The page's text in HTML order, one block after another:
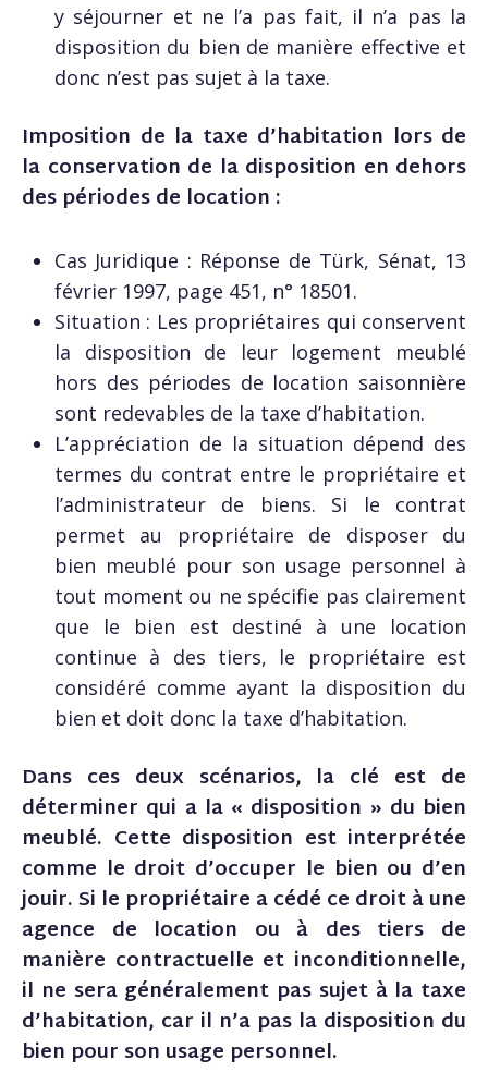
y séjourner et ne l’a pas fait, il n’a pas la
disposition du bien de manière effective et
donc n’est pas sujet à la taxe.
Imposition de la taxe d’habitation lors de
la conservation de la disposition en dehors
des périodes de location :
Cas Juridique : Réponse de Türk, Sénat, 13
février 1997, page 451, n° 18501.
Situation : Les propriétaires qui conservent
la disposition de leur logement meublé
hors des périodes de location saisonnière
sont redevables de la taxe d’habitation.
L’appréciation de la situation dépend des
termes du contrat entre le propriétaire et
l’administrateur de biens. Si le contrat
permet au propriétaire de disposer du
bien meublé pour son usage personnel à
tout moment ou ne spécifie pas clairement
que le bien est destiné à une location
continue à des tiers, le propriétaire est
considéré comme ayant la disposition du
bien et doit donc la taxe d’habitation.
Dans ces deux scénarios, la clé est de
déterminer qui a la « disposition » du bien
meublé. Cette disposition est interprétée
comme le droit d’occuper le bien ou d’en
jouir. Si le propriétaire a cédé ce droit à une
agence de location ou à des tiers de
manière contractuelle et inconditionnelle,
il ne sera généralement pas sujet à la taxe
d’habitation, car il n’a pas la disposition du
bien pour son usage personnel.